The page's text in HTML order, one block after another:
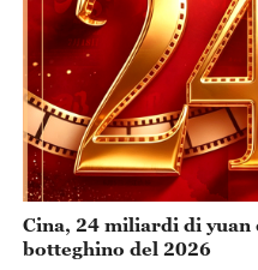
Cina, 24 miliardi di yuan
botteghino del 2026